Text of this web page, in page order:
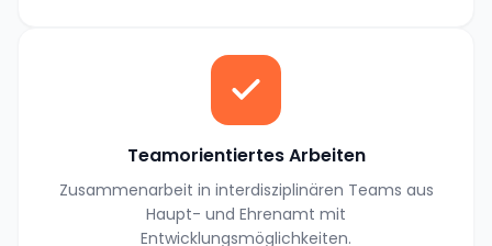
Teamorientiertes Arbeiten
Zusammenarbeit in interdisziplinären Teams aus
Haupt- und Ehrenamt mit
Entwicklungsmöglichkeiten.